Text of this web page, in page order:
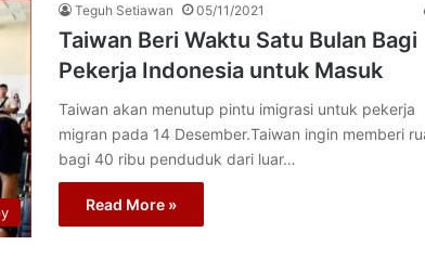
Teguh Setiawan 05/11/2021
Taiwan Beri Waktu Satu Bulan Bagi
Pekerja Indonesia untuk Masuk
Taiwan akan menutup pintu imigrasi untuk pekerja
migran pada 14 Desember.Taiwan ingin memberi
bagi 40 ribu penduduk dari luar…
Read More »